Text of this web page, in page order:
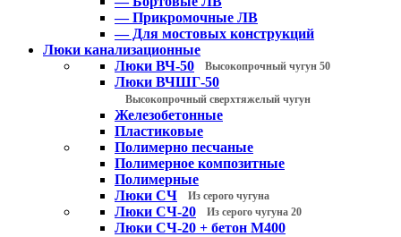
— Прикромочные ЛВ
— Для мостовых конструкций
Люки канализационные
Люки ВЧ-50
Высокопрочный чугун 50
Люки ВЧШГ-50
Высокопрочный сверхтяжелый чугун
Железобетонные
Пластиковые
Полимерно песчаные
Полимерное композитные
Полимерные
Люки СЧ
Из серого чугуна
Люки СЧ-20 Из серого чугуна 20
Люки СЧ-20 + бетон М400